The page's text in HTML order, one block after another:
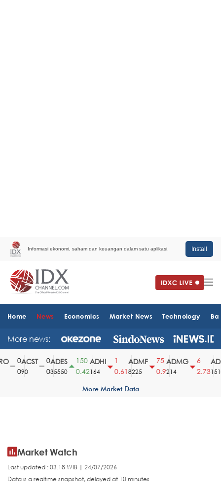
Informasi ekonomi, saham dan keuangan dalam satu aplikasi. Install
Home News Economics Market News Technology
More news:
ACST
90
ADES
35550
150
0.42
ADHI
164
0.61
ADMF
8225
75
0.9
ADMG
214
2.731510
More Market Data
Market Watch
Last updated : 03.18 WIB | 24/07/2026
Data is a realtime snapshot, delayed at 10 minutes